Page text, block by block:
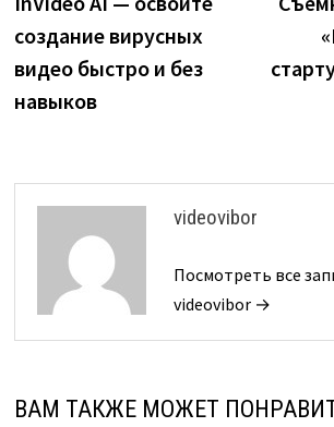
по
записям
создание вирусных
видео быстро и без
навыков
videovibor
Посмотреть все
videovibor →
ВАМ ТАКЖЕ МОЖЕТ